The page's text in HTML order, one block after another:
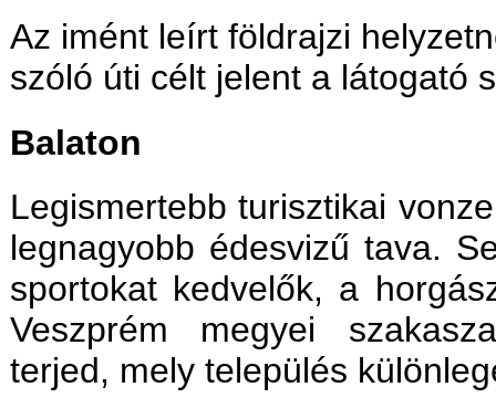
Az imént leírt földrajzi
szóló úti célt jelent a látogató
Balaton
Legismertebb turisztikai
legnagyobb édesvizű tava.
sportokat kedvelők, a
Veszprém megyei
terjed, mely település